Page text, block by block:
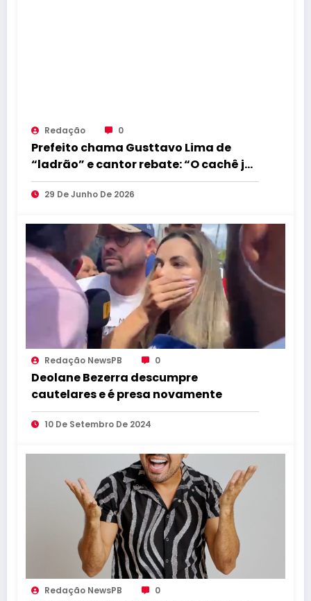
Redação 0
Prefeito chama Gusttavo Lima de
“ladrão” e cantor rebate: “O cachê já
foi devolvido”
29 De Junho De 2026
Redação NewsPB 0
Deolane Bezerra descumpre
cautelares e é presa novamente
10 De Setembro De 2024
Redação NewsPB 0